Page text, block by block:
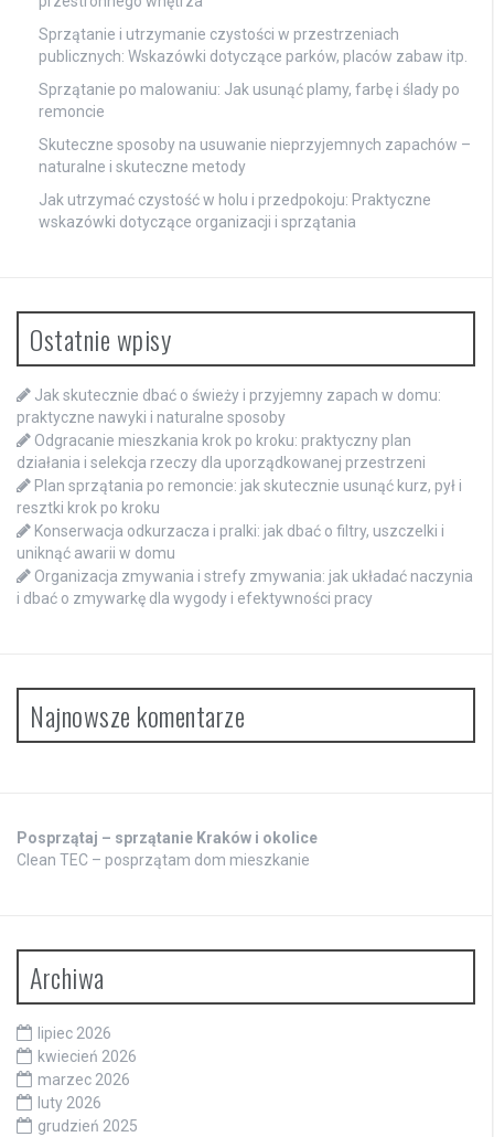
Sprzątanie i utrzymanie czystości w przestrzeniach
publicznych: Wskazówki dotyczące parków, placów zabaw itp.
Sprzątanie po malowaniu: Jak usunąć plamy, farbę i ślady po
remoncie
Skuteczne sposoby na usuwanie nieprzyjemnych zapachów –
naturalne i skuteczne metody
Jak utrzymać czystość w holu i przedpokoju: Praktyczne
wskazówki dotyczące organizacji i sprzątania
Ostatnie wpisy
Jak skutecznie dbać o świeży i przyjemny zapach w domu:
praktyczne nawyki i naturalne sposoby
Odgracanie mieszkania krok po kroku: praktyczny plan
działania i selekcja rzeczy dla uporządkowanej przestrzeni
Plan sprzątania po remoncie: jak skutecznie usunąć kurz, pył i
resztki krok po kroku
Konserwacja odkurzacza i pralki: jak dbać o filtry, uszczelki i
uniknąć awarii w domu
Organizacja zmywania i strefy zmywania: jak układać naczynia
i dbać o zmywarkę dla wygody i efektywności pracy
Najnowsze komentarze
Posprzątaj – sprzątanie Kraków i okolice
Clean TEC – posprzątam dom mieszkanie
Archiwa
lipiec 2026
kwiecień 2026
marzec 2026
luty 2026
grudzień 2025